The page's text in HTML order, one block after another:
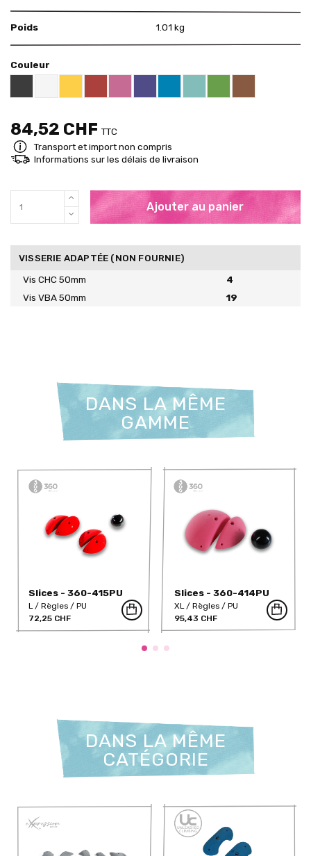
Poids 1.01 kg
Couleur
Black RAL 9005
WhiteYellow RAL 1018
Red RAL 3000
Pink RAL 4003
US Purple S4050 - R60B/M
Blue RAL 5015
Mint RAL 6027Brown RAL
84,52 CHF TTC
Transport et import non compris
Informations sur les délais de livraison
Ajouter au panier
VISSERIE ADAPTÉE (NON FOURNIE)
Vis CHC 50mm
4
Vis VBA 50mm
19
DANS LA MÊME
GAMME
Slices - 360-415PU
L Règles
PU
72,25 CHF
Slices - 360-414PU
XL Règles
PU
95,43 CHF
DANS LA MÊME
CATÉGORIE